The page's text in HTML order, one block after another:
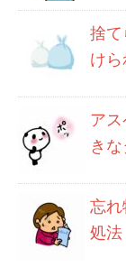
捨
け
ア
き
忘
処法